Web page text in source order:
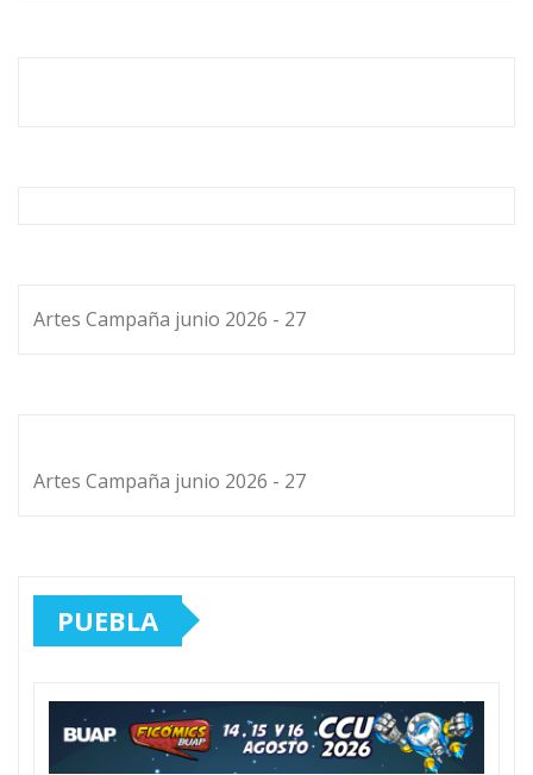
Artes Campaña junio 2026 - 27
Artes Campaña junio 2026 - 27
PUEBLA